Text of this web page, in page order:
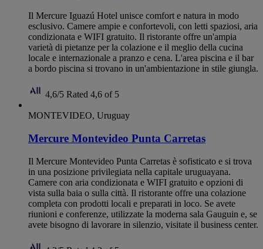
Il Mercure Iguazú Hotel unisce comfort e natura in modo
esclusivo. Camere ampie e confortevoli, con letti spaziosi, aria
condizionata e WIFI gratuito. Il ristorante offre un'ampia
varietà di pietanze per la colazione e il meglio della cucina
locale e internazionale a pranzo e cena. L'area piscina e il bar
a bordo piscina si trovano in un'ambientazione in stile giungla.
4,6/5 Rated 4,6 of 5
MONTEVIDEO, Uruguay
Mercure Montevideo Punta Carretas
Il Mercure Montevideo Punta Carretas è sofisticato e si trova
in una posizione privilegiata nella capitale uruguayana.
Camere con aria condizionata e WIFI gratuito e opzioni di
vista sulla baia o sulla città. Il ristorante offre una colazione
completa con prodotti locali e preparati in loco. Se avete
riunioni e conferenze, utilizzate la moderna sala Gauguin e, se
avete bisogno di lavorare in silenzio, visitate il business center.